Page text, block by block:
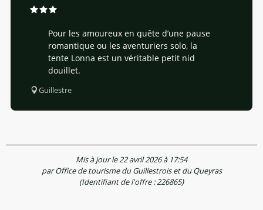
Pour les amoureux en quête d’une pause
romantique ou les aventuriers solo, la
tente Lonna est un véritable petit nid
douillet.
Guillestre
Mis à jour le 22 avril 2026 à 17:54
par Office de tourisme du Guillestrois et du Queyras
(Identifiant de l'offre :226865)